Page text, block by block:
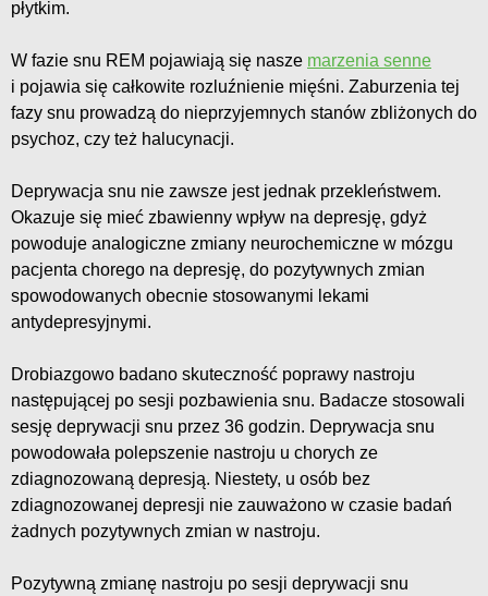
płytkim.
W fazie snu REM pojawiają się nasze marzenia senne
i pojawia się całkowite rozluźnienie mięśni. Zaburzenia tej
fazy snu prowadzą do nieprzyjemnych stanów zbliżonych do
psychoz, czy też halucynacji.
Deprywacja snu nie zawsze jest jednak przekleństwem.
Okazuje się mieć zbawienny wpływ na depresję, gdyż
powoduje analogiczne zmiany neurochemiczne w mózgu
pacjenta chorego na depresję, do pozytywnych zmian
spowodowanych obecnie stosowanymi lekami
antydepresyjnymi.
Drobiazgowo badano skuteczność poprawy nastroju
następującej po sesji pozbawienia snu. Badacze stosowali
sesję deprywacji snu przez 36 godzin. Deprywacja snu
powodowała polepszenie nastroju u chorych ze
zdiagnozowaną depresją. Niestety, u osób bez
zdiagnozowanej depresji nie zauważono w czasie badań
żadnych pozytywnych zmian w nastroju.
Pozytywną zmianę nastroju po sesji deprywacji snu